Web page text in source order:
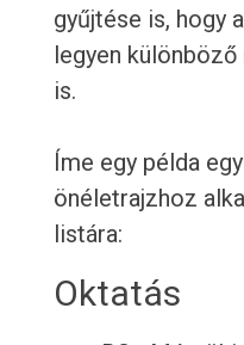
gyűjtése is, hogy
legyen
is.
Íme egy példa
önéletrajzhoz
listára:
Oktatás